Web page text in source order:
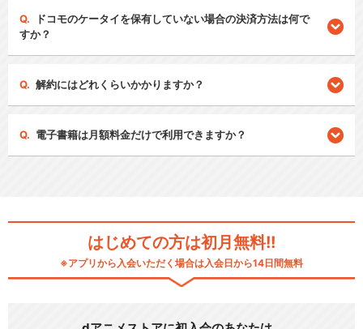
ドコモのケータイを保有していない場合の決済方法は何で
すか？
解約にはどれくらいかかりますか？
電子書籍は月額料金だけで利用できますか？
はじめての方は初月無料!!
※アプリから入会いただく場合は入会日から14日間無料